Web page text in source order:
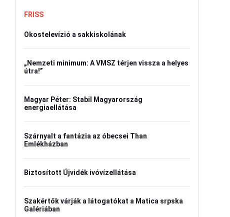
FRISS
Okostelevízió a sakkiskolának
„Nemzeti minimum: A VMSZ térjen vissza a helyes
útra!”
Magyar Péter: Stabil Magyarország
energiaellátása
Szárnyalt a fantázia az óbecsei Than
Emlékházban
Biztosított Újvidék ivóvízellátása
Szakértők várják a látogatókat a Matica srpska
Galériában